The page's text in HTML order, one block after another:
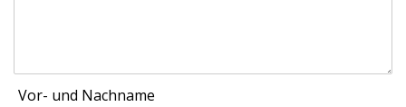
Vor- und Nachname